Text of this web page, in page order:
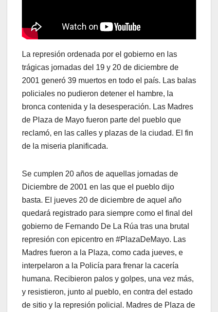
La represión ordenada por el gobierno en las
trágicas jornadas del 19 y 20 de diciembre de
2001 generó 39 muertos en todo el país. Las balas
policiales no pudieron detener el hambre, la
bronca contenida y la desesperación. Las Madres
de Plaza de Mayo fueron parte del pueblo que
reclamó, en las calles y plazas de la ciudad. El fin
de la miseria planificada.
Se cumplen 20 años de aquellas jornadas de
Diciembre de 2001 en las que el pueblo dijo
basta. El jueves 20 de diciembre de aquel año
quedará registrado para siempre como el final del
gobierno de Fernando De La Rúa tras una brutal
represión con epicentro en #PlazaDeMayo. Las
Madres fueron a la Plaza, como cada jueves, e
interpelaron a la Policía para frenar la cacería
humana. Recibieron palos y golpes, una vez más,
y resistieron, junto al pueblo, en contra del estado
de sitio y la represión policial. Madres de Plaza de